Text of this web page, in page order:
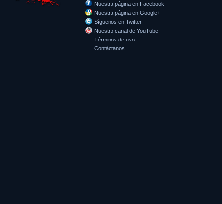
Nuestra página en Facebook
Nuestra página en Google+
Síguenos en Twitter
Nuestro canal de YouTube
Términos de uso
Contáctanos